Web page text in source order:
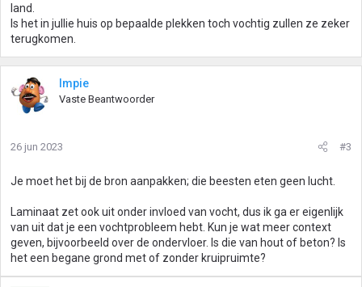
land.
Is het in jullie huis op bepaalde plekken toch vochtig zullen ze zeker
terugkomen.
Impie
Vaste Beantwoorder
26 jun 2023 #3
Je moet het bij de bron aanpakken; die beesten eten geen lucht.
Laminaat zet ook uit onder invloed van vocht, dus ik ga er eigenlijk
van uit dat je een vochtprobleem hebt. Kun je wat meer context
geven, bijvoorbeeld over de ondervloer. Is die van hout of beton? Is
het een begane grond met of zonder kruipruimte?